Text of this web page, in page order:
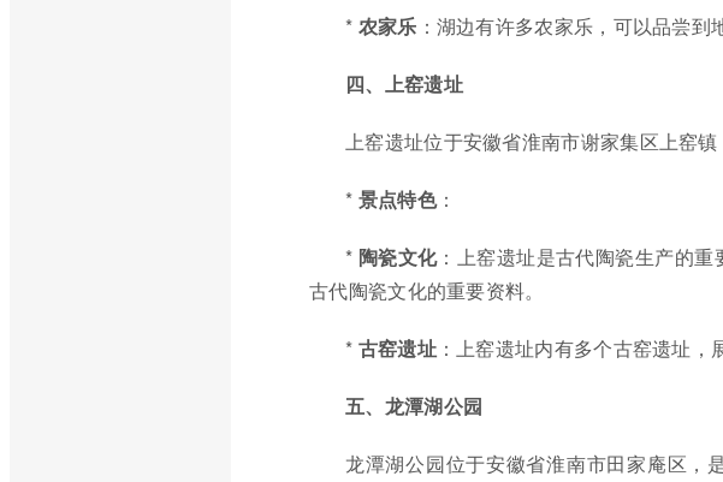
* 农家乐 ：湖边有许多农家乐，可以品尝到
四、上窑遗址
上窑遗址位于安徽省淮南市谢家集区上窑镇
* 景点特色：
* 陶瓷文化：上窑遗址是古代陶瓷生产的
古代陶瓷文化的重要资料。
* 古窑遗址：上窑遗址内有多个古窑遗址，
五、龙潭湖公园
龙潭湖公园位于安徽省淮南市田家庵区，